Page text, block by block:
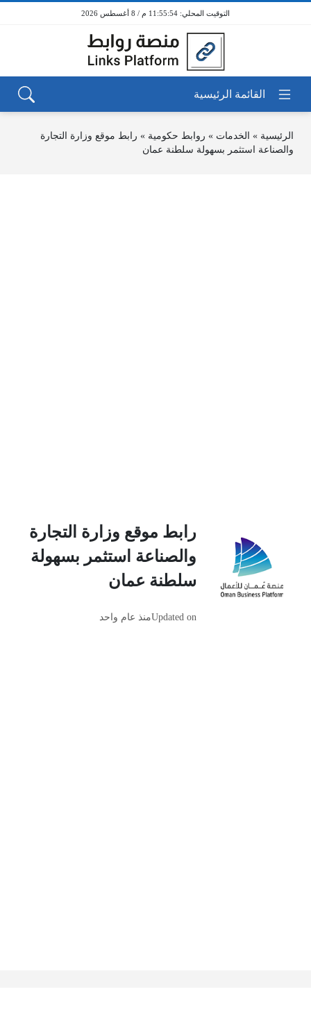
11:55:54 م / 8 أغسطس 2026
الرئيسية » الخدمات » روابط حكومية » رابط موقع وزارة التجارة
والصناعة استثمر بسهولة سلطنة عمان
رابط موقع وزارة التجارة
والصناعة استثمر بسهولة
سلطنة عمان
Updated onمنذ عام واحد